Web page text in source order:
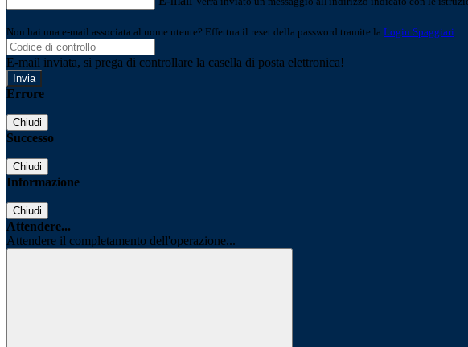
Non hai una e-mail associata al nome utente? Effettua il reset della password tramite la Login Spaggiari
E-mail inviata, si prega di controllare la casella di posta elettronica!
Errore
Chiudi
Successo
Chiudi
Informazione
Chiudi
Attendere...
Attendere il completamento dell'operazione...